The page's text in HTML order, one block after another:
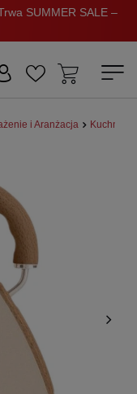
SUMMER SALE –
i Aranżacja Kuchnia i